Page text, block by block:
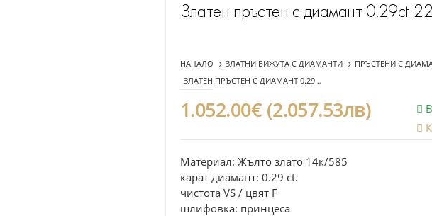
Златен пръстен с диамант 0.29ct-
НАЧАЛО ЗЛАТНИ БИЖУТА С ДИАМАНТИ
ПРЪСТЕНИ С
ЗЛАТЕН ПРЪСТЕН С ДИАМАНТ 0.29CT-22519436
1.052.00€ (2.057.53лв)
Материал: Жълто злато 14к/585
карат диамант: 0.29 ct.
чистота VS / цвят F
шлифовка: принцеса